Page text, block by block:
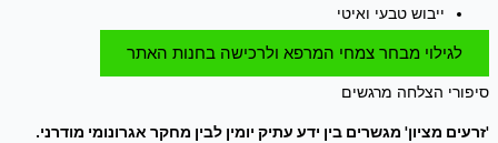
ייבוש טבעי ואיטי
לגילוי מבחר צמחי המרפא ולרכישה בחנות האתר
סיפורי הצלחה מרגשים
'זרעים מציון' מגשרים בין ידע עתיק יומין לבין מחקר אגרונומי מודרני.